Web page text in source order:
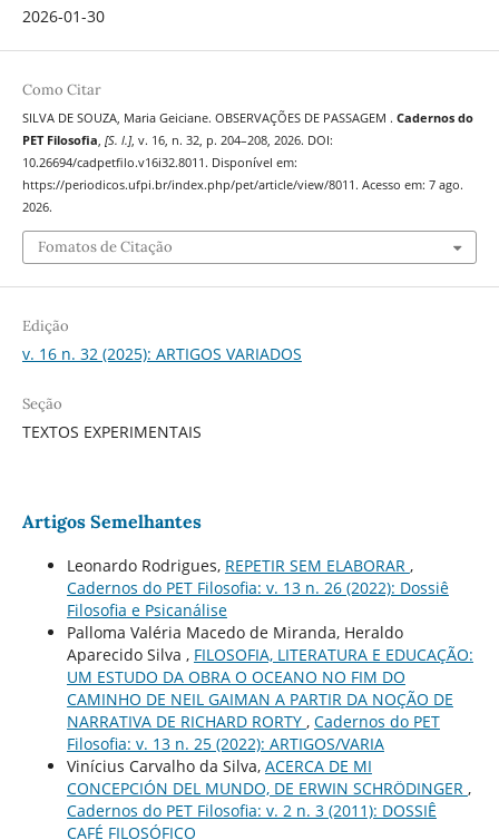
2026-01-30
Como Citar
SILVA DE SOUZA, Maria Geiciane. OBSERVAÇÕES DE PASSAGEM . Cadernos do
PET Filosofia, [S. l.], v. 16, n. 32, p. 204–208, 2026. DOI:
10.26694/cadpetfilo.v16i32.8011. Disponível em:
https://periodicos.ufpi.br/index.php/pet/article/view/8011. Acesso em: 7 ago.
2026.
Fomatos de Citação
Edição
v. 16 n. 32 (2025): ARTIGOS VARIADOS
Seção
TEXTOS EXPERIMENTAIS
Artigos Semelhantes
Leonardo Rodrigues, REPETIR SEM ELABORAR ,
Cadernos do PET Filosofia: v. 13 n. 26 (2022): Dossiê
Filosofia e Psicanálise
Palloma Valéria Macedo de Miranda, Heraldo
Aparecido Silva , FILOSOFIA, LITERATURA E EDUCAÇÃO:
UM ESTUDO DA OBRA O OCEANO NO FIM DO
CAMINHO DE NEIL GAIMAN A PARTIR DA NOÇÃO DE
NARRATIVA DE RICHARD RORTY , Cadernos do PET
Filosofia: v. 13 n. 25 (2022): ARTIGOS/VARIA
Vinícius Carvalho da Silva, ACERCA DE MI
CONCEPCIÓN DEL MUNDO, DE ERWIN SCHRÖDINGER ,
Cadernos do PET Filosofia: v. 2 n. 3 (2011): DOSSIÊ
CAFÉ FILOSÓFICO